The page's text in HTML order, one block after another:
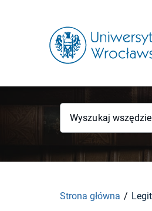
Wyszukaj wszędzie
Strona główna